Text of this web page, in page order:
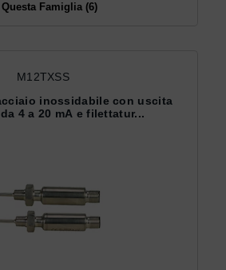
Famiglia (6)
M12TXSS
inossidabile con uscita
4 a 20 mA e filettatur...